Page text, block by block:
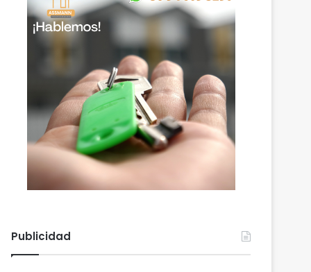
Publicidad